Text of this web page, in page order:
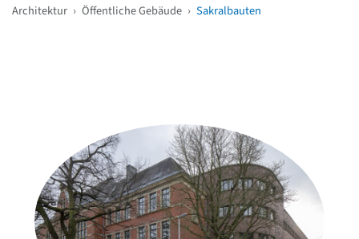
Architektur › Öffentliche Gebäude › Sakralbauten